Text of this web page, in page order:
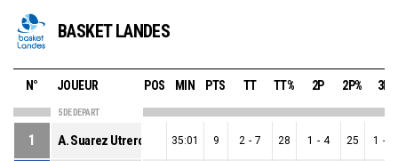
BASKET LANDES
N° JOUEUR POS MIN PTS TT TT% 2P 2P% 3P
5 DE DEPART
1 A. Suarez Utrero 35:01 9 2 - 7 28 1 - 4 25 1 -